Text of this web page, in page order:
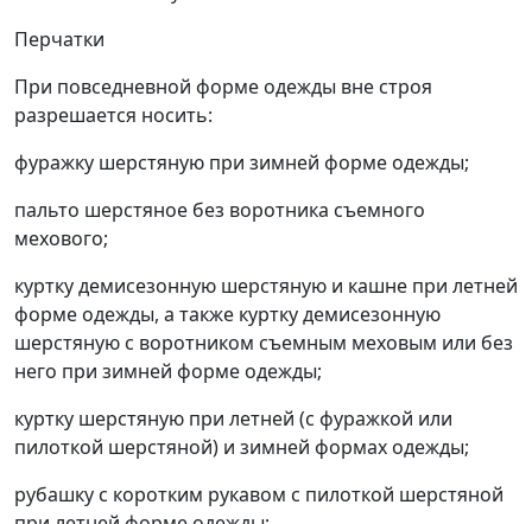
Перчатки
При повседневной форме одежды вне строя
разрешается носить:
фуражку шерстяную при зимней форме одежды;
пальто шерстяное без воротника съемного
мехового;
куртку демисезонную шерстяную и кашне при летней
форме одежды, а также куртку демисезонную
шерстяную с воротником съемным меховым или без
него при зимней форме одежды;
куртку шерстяную при летней (с фуражкой или
пилоткой шерстяной) и зимней формах одежды;
рубашку с коротким рукавом с пилоткой шерстяной